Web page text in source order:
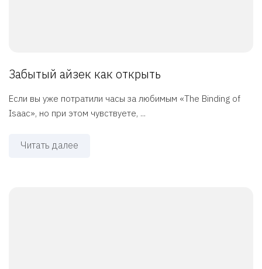
Забытый айзек как открыть
Если вы уже потратили часы за любимым «The Binding of
Isaac», но при этом чувствуете, ...
Читать далее